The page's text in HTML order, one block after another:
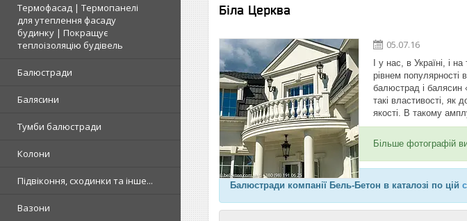
Термофасад | Термопанелі
для утеплення фасаду
будинку | Покращує
теплоізоляцію будівель
Балюстради
Балясини
Тумби балюстради
Колони
Підвіконня, сходинки та інше...
Вазони
Біла Церква
05.07.16
І у нас, в Україні, і
рівнем популярності
балюстрад і балясин
такі властивості, як
якості. В такому
Більше фотографій
Балюстради компанії Бель-Бетон в каталозі по цій